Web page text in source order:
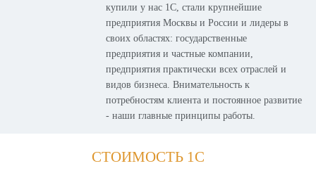
купили у нас 1С, стали крупнейшие
предприятия Москвы и России и лидеры в
своих областях: государственные
предприятия и частные компании,
предприятия практически всех отраслей и
видов бизнеса. Внимательность к
потребностям клиента и постоянное развитие
- наши главные принципы работы.
СТОИМОСТЬ 1С